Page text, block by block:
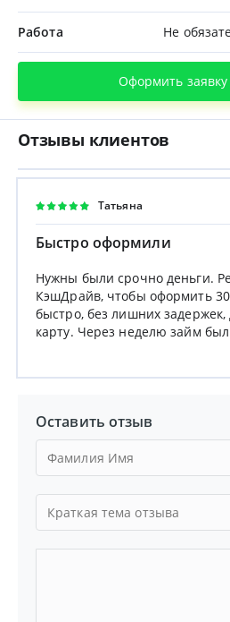
Работа Не
Оформить
Отзывы клиентов
Татьяна
Быстро оформили
Нужны были срочно деньги.
КэшДрайв, чтобы оформить
быстро, без лишних задержек,
карту. Через неделю займ
Оставить отзыв